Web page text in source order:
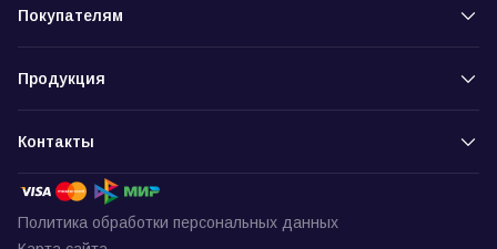
Покупателям
Продукция
Контакты
Политика обработки персональных данных